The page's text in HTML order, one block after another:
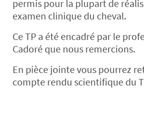
permis pour la plupart de
examen clinique du cheval.
Ce TP a été encadré par le
Cadoré que nous remercions.
En pièce jointe vous pourrez
compte rendu scientifique du